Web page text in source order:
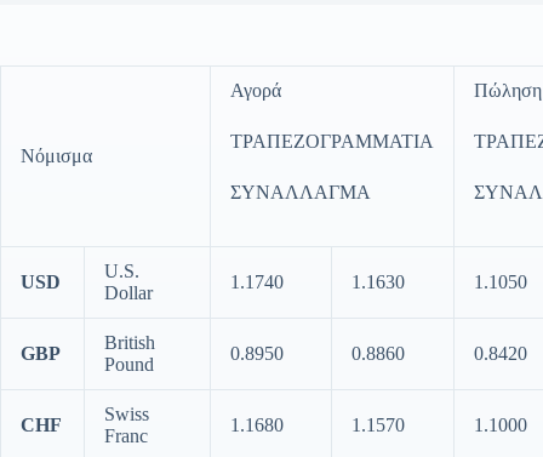
Νόμισμα
Αγορά
ΤΡΑΠΕΖΟΓΡΑΜΜΑΤΙΑ
ΣΥΝΑΛΛΑΓΜΑ
Πώληση
USD
U.S.
Dollar
1.1740 1.1630 1.1050
GBP
British
Pound
0.8950 0.8860 0.8420
CHF
Swiss
Franc
1.1680 1.1570 1.1000